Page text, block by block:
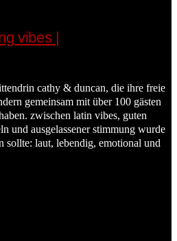
vibes |
cathy & duncan, die ihre freie
gemeinsam mit über 100 gästen
zwischen latin vibes, guten
und ausgelassener stimmung wurde
sollte: laut, lebendig, emotional und